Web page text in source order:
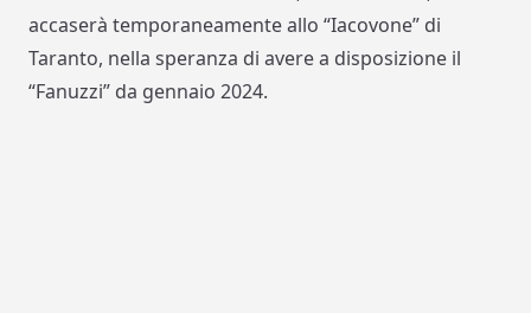
accaserà temporaneamente allo “Iacovone” di
Taranto, nella speranza di avere a disposizione il
“Fanuzzi” da gennaio 2024.